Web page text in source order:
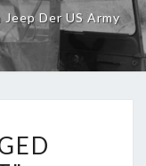
Der US Army